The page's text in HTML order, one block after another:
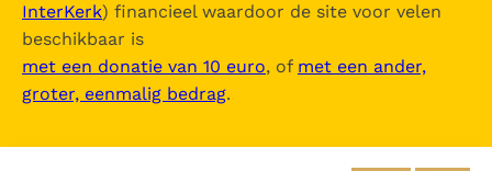
InterKerk) financieel waardoor de site voor velen
beschikbaar is
met een donatie van 10 euro, of met een ander,
groter, eenmalig bedrag.